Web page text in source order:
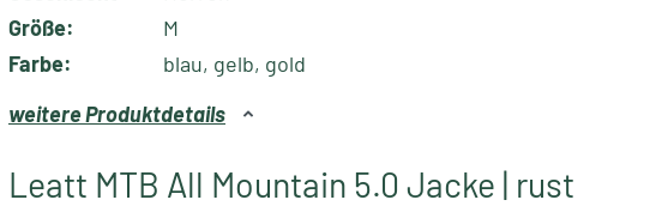
Größe:
M
Farbe:
blau, gelb, gold
weitere Produktdetails
Leatt MTB All Mountain 5.0 Jacke | rust